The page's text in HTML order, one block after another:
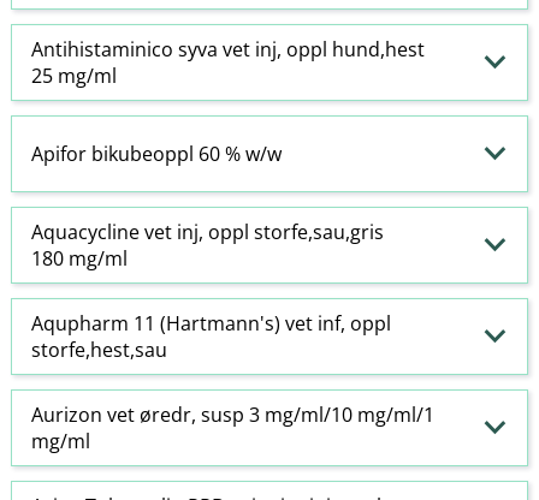
Antihistaminico syva vet inj, oppl hund,hest
25 mg/ml
Apifor bikubeoppl 60 % w​/​w
Aquacycline vet inj, oppl storfe,sau,gris
180 mg/ml
Aqupharm 11 (Hartmann's) vet inf, oppl
storfe,hest,sau
Aurizon vet øredr, susp 3 mg/ml/10 mg/ml/1
mg/ml